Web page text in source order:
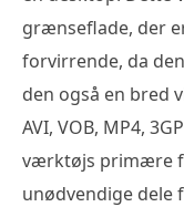
grænseflade, der
forvirrende, da
den også en bred
AVI, VOB, MP4,
værktøjs primære
unødvendige dele